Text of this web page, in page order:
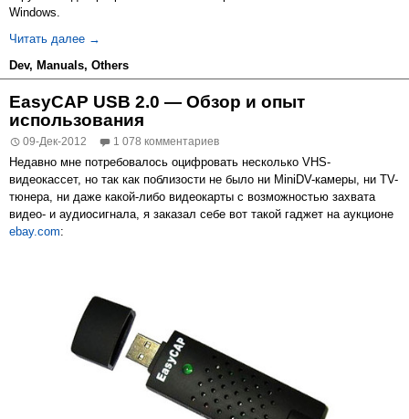
Windows.
Читать далее
Установка MinGW/MSYS и настройка окружения для
→
Dev, Manuals, Others
EasyCAP USB 2.0 — Обзор и опыт
использования
09-Дек-2012 1 078 комментариев
Недавно мне потребовалось оцифровать несколько VHS-
видеокассет, но так как поблизости не было ни MiniDV-камеры, ни TV-
тюнера, ни даже какой-либо видеокарты с возможностью захвата
видео- и аудиосигнала, я заказал себе вот такой гаджет на аукционе
ebay.com: